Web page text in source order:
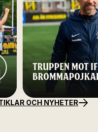
TRUPPEN MOT IF
OCH NYHETER